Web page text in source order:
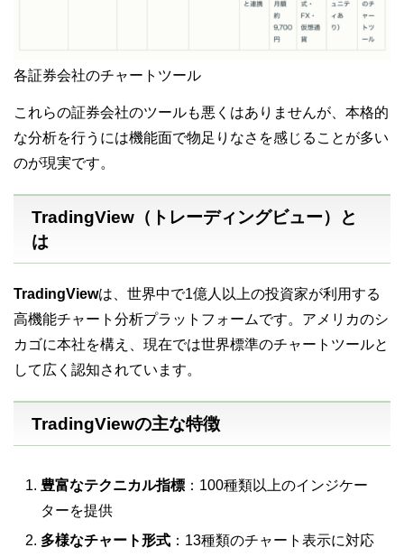
各証券会社のチャートツール
これらの証券会社のツールも悪くはありませんが、本格的
な分析を行うには機能面で物足りなさを感じることが多い
のが現実です。
TradingView（トレーディングビュー）と
は
TradingViewは、世界中で1億人以上の投資家が利用する
高機能チャート分析プラットフォームです。アメリカのシ
カゴに本社を構え、現在では世界標準のチャートツールと
して広く認知されています。
TradingViewの主な特徴
豊富なテクニカル指標 ：100種類以上のインジケー
ターを提供
多様なチャート形式 ：13種類のチャート表示に対応